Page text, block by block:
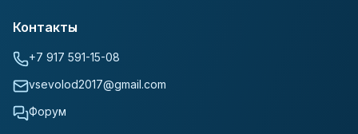
Контакты
+7 917 591-15-08
vsevolod2017@gmail.com
Форум